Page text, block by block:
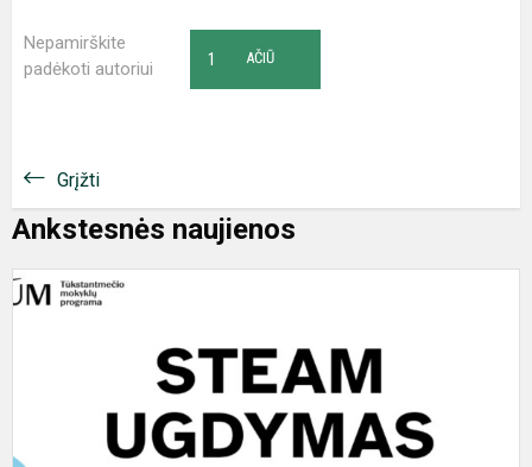
Nepamirškite
padėkoti autoriui
AČIŪ
1
Grįžti
Ankstesnės naujienos